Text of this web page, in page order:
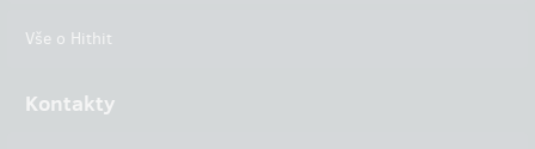
Vše o Hithit
Kontakty